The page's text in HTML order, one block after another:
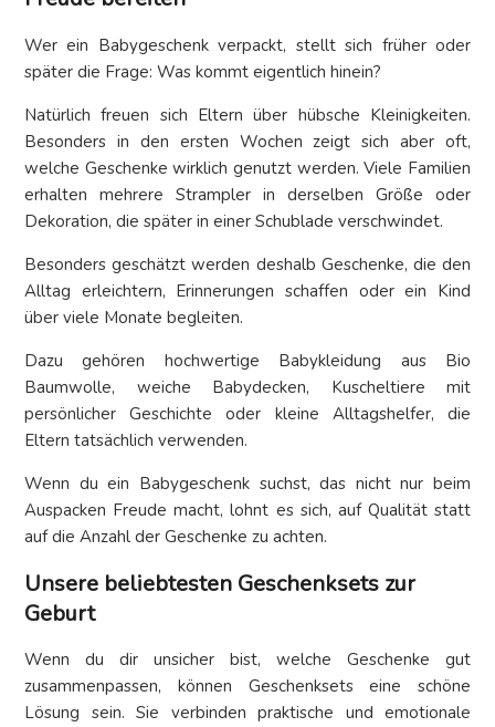
Wer ein Babygeschenk verpackt, stellt sich früher oder
später die Frage: Was kommt eigentlich hinein?
Natürlich freuen sich Eltern über hübsche Kleinigkeiten.
Besonders in den ersten Wochen zeigt sich aber oft,
welche Geschenke wirklich genutzt werden. Viele Familien
erhalten mehrere Strampler in derselben Größe oder
Dekoration, die später in einer Schublade verschwindet.
Besonders geschätzt werden deshalb Geschenke, die den
Alltag erleichtern, Erinnerungen schaffen oder ein Kind
über viele Monate begleiten.
Dazu gehören hochwertige Babykleidung aus Bio
Baumwolle, weiche Babydecken, Kuscheltiere mit
persönlicher Geschichte oder kleine Alltagshelfer, die
Eltern tatsächlich verwenden.
Wenn du ein Babygeschenk suchst, das nicht nur beim
Auspacken Freude macht, lohnt es sich, auf Qualität statt
auf die Anzahl der Geschenke zu achten.
Unsere beliebtesten Geschenksets zur
Geburt
Wenn du dir unsicher bist, welche Geschenke gut
zusammenpassen, können Geschenksets eine schöne
Lösung sein. Sie verbinden praktische und emotionale